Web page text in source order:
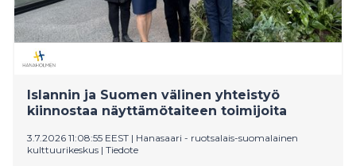
Suomessa. Vuodesta 2022 eteenpäin sijoitustuottoa
on lisännyt erityisesti Ruotsissa puun hintojen nopea
nousu, erityisesti ruotsalaisen sahatukin hintatason
nousu, jota on myös vauhdittanut korkealaatuisen
taso Ruotsissa näyttäisi olevan parhaillaan ainakin
toistaiseksi konvergoitumassa kohti pidemmän
Suomen raakapuuma
Islannin ja Suomen välinen yhteistyö
kiinnostaa näyttämötaiteen toimijoita
3.7.2026 11:08:55 EEST | Hanasaari - ruotsalais-suomalainen
kulttuurikeskus | Tiedote